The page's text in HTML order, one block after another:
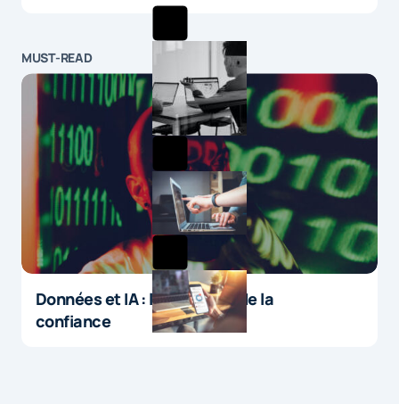
MUST-READ
Données et IA : le paradoxe de la
confiance